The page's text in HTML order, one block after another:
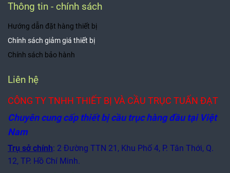
Thông tin - chính sách
Hướng dẫn đặt hàng thiết bị
Chính sách giảm giá thiết bị
Chính sách bảo hành
Liên hệ
CÔNG TY TNHH THIẾT BỊ VÀ CẦU TRỤC TUẤN ĐẠT
Chuyên cung cấp thiết bị cầu trục hàng đầu tại Việt
Nam
Trụ sở chính: 2 Đường TTN 21, Khu Phố 4, P. Tân Thới, Q.
12, TP. Hồ Chí Minh.